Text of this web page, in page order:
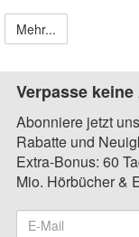
Mehr...
Verpasse
Abonniere jetzt
Rabatte und
Extra-Bonus: 60
Mio. Hörbücher &